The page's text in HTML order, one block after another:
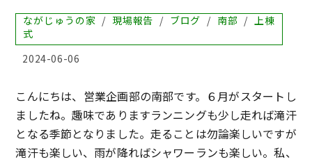
投
稿
カ
テ
ー:
ながじゅうの家 / 現場報告 / ブログ / 南部 / 上棟
式
投
開
日:
2024-06-06
こんにちは、営業企画部の南部です。６月がスタートし
ましたね。趣味でありますランニングも少し走れば滝汗
となる季節となりました。走ることは勿論楽しいですが
滝汗も楽しい、雨が降ればシャワーランも楽しい。私、